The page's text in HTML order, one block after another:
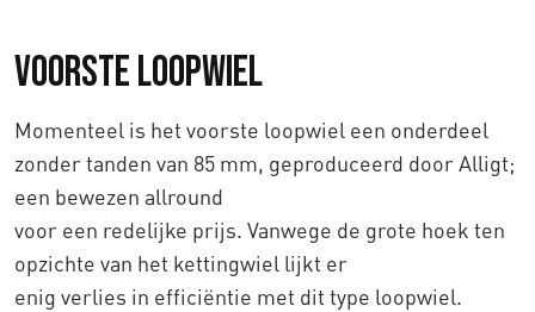
Voorste loopwiel
Momenteel is het voorste loopwiel een onderdeel
zonder tanden van 85 mm, geproduceerd door Alligt;
een bewezen allround
voor een redelijke prijs. Vanwege de grote hoek ten
opzichte van het kettingwiel lijkt er
enig verlies in efficiëntie met dit type loopwiel.